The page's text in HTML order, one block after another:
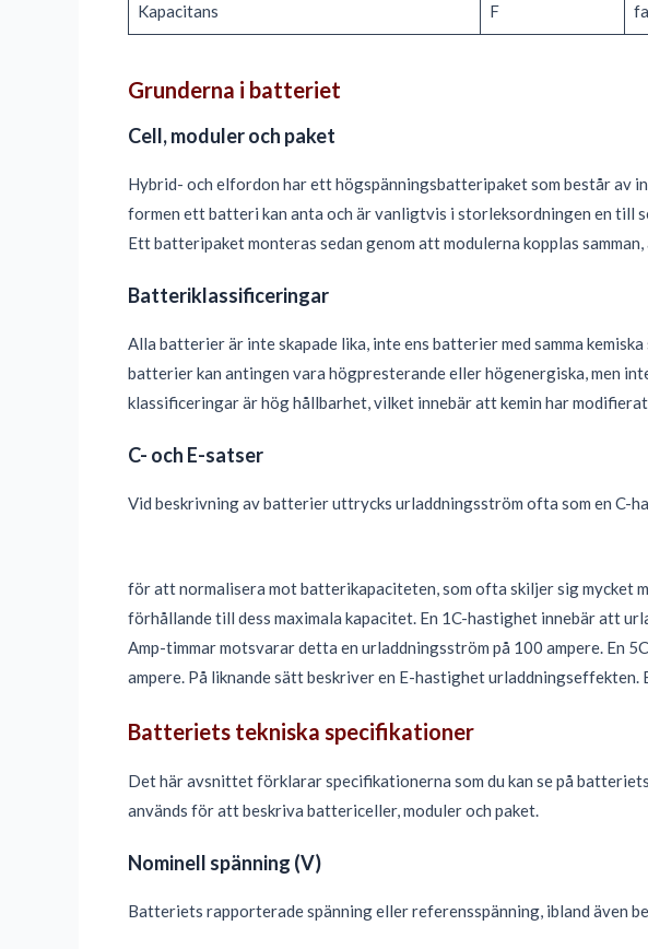
Kapacitans F
Grunderna i batteriet
Cell, moduler och paket
Hybrid- och elfordon har ett högspänningsbatteripaket som består av
formen ett batteri kan anta och är vanligtvis i storleksordningen en till
Ett batteripaket monteras sedan genom att modulerna kopplas
Batteriklassificeringar
Alla batterier är inte skapade lika, inte ens batterier med samma
batterier kan antingen vara högpresterande eller högenergiska, men
klassificeringar är hög hållbarhet, vilket innebär att kemin har
C- och E-satser
Vid beskrivning av batterier uttrycks urladdningsström ofta som en C-
för att normalisera mot batterikapaciteten, som ofta skiljer sig mycket
förhållande till dess maximala kapacitet. En 1C-hastighet innebär att
Amp-timmar motsvarar detta en urladdningsström på 100 ampere. En
ampere. På liknande sätt beskriver en E-hastighet
Batteriets tekniska specifikationer
Det här avsnittet förklarar specifikationerna som du kan se på
används för att beskriva battericeller, moduler och paket.
Nominell spänning (V)
Batteriets rapporterade spänning eller referensspänning, ibland även